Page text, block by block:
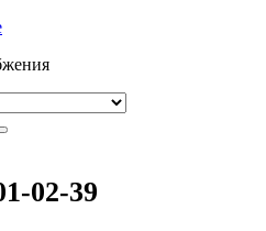
02-39